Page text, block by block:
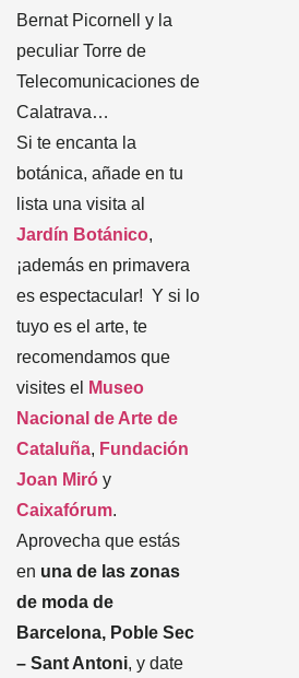
Bernat Picornell y la
peculiar Torre de
Telecomunicaciones de
Calatrava…
Si te encanta la
botánica, añade en tu
lista una visita al
Jardín Botánico,
¡además en primavera
es espectacular! Y si lo
tuyo es el arte, te
recomendamos que
visites el
Museo
Nacional de Arte de
Cataluña, Fundación
Joan Miró y
Caixafórum.
Aprovecha que estás
en una de las zonas
de moda de
Barcelona, Poble Sec
– Sant Antoni, y date